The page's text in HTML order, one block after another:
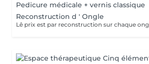
Pedicure médicale + vernis classique
Reconstruction d ' Ongle